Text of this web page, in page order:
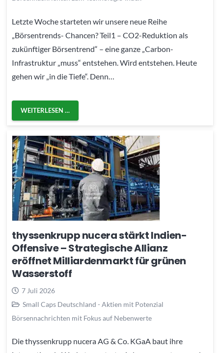
Letzte Woche starteten wir unsere neue Reihe
„Börsentrends- Chancen? Teil1 – CO2-Reduktion als
zukünftiger Börsentrend“ – eine ganze „Carbon-
Infrastruktur „muss“ entstehen. Wird entstehen. Heute
gehen wir „in die Tiefe“. Denn…
WEITERLESEN …
thyssenkrupp nucera stärkt Indien-
Offensive – Strategische Allianz
eröffnet Milliardenmarkt für grünen
Wasserstoff
7 Juli 2026
Small Caps Deutschland - Aktien mit Potenzial
Börsennachrichten mit Fokus auf Nebenwerte
Die thyssenkrupp nucera AG & Co. KGaA baut ihre